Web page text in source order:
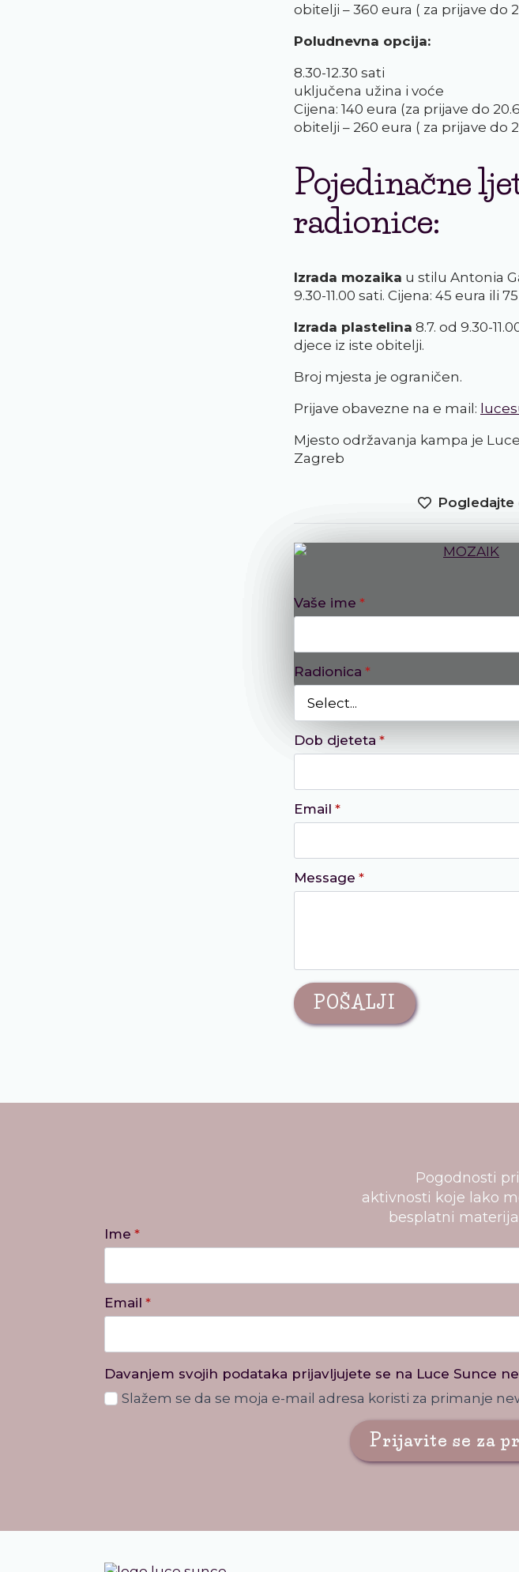
obitelji – 360 eura ( za prijave do
Poludnevna opcija:
8.30-12.30 sati
uključena užina i voće
Cijena: 140 eura (za prijave do
obitelji – 260 eura ( za prijave do
Pojedinačne
radionice:
Izrada mozaika u stilu Antonia
9.30-11.00 sati. Cijena: 45 eura ili
Izrada plastelina 8.7. od 9.30-
djece iz iste obitelji.
Broj mjesta je ograničen.
Prijave obavezne na e mail:
Mjesto održavanja kampa je
Zagreb
Pogledajte
Vaše ime *
Radionica *
Dob djeteta *
Email *
Message *
POŠALJI
Pogodnosti
aktivnosti koje lako
besplatni
Ime *
Email *
Davanjem svojih podataka prijavljujete se na Luce Sunce
Slažem se da se moja e-mail adresa koristi za primanje
Prijavite se za